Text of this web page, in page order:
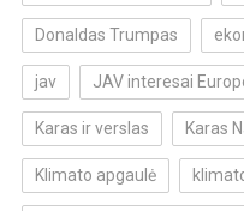
Donaldas Trumpas
jav JAV interesai
Karas ir verslas Karas
Klimato apgaulė